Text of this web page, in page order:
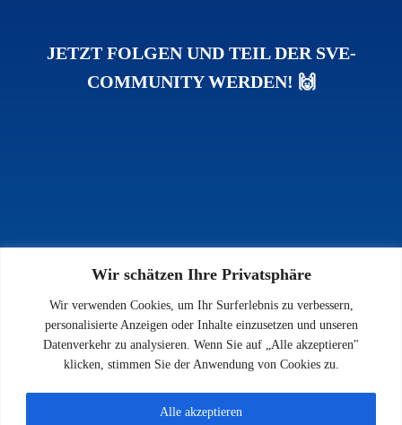
Wir schätzen Ihre Privatsphäre
Wir verwenden Cookies, um Ihr Surferlebnis zu verbessern,
personalisierte Anzeigen oder Inhalte einzusetzen und unseren
Datenverkehr zu analysieren. Wenn Sie auf „Alle akzeptieren"
klicken, stimmen Sie der Anwendung von Cookies zu.
Alle akzeptieren
JETZT FOLGEN UND TEIL DER SVE-
COMMUNITY WERDEN! 🙌
INFOS
Impressum
Datenschutz
Kontakt